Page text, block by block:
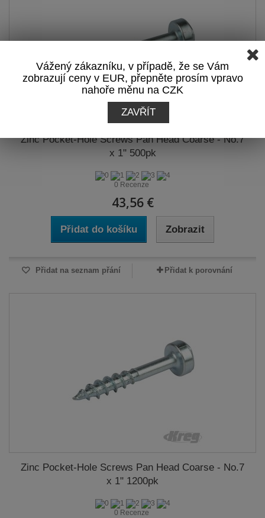
Zinc Pocket-Hole Screws Pan Head Coarse - No.7
x 1" 500pk
0 Recenze
43,56 €
Přidat do košíku Zobrazit
Přidat na seznam přání Přidat k porovnání
Zinc Pocket-Hole Screws Pan Head Coarse - No.7
x 1" 1200pk
0 Recenze
Vážený zákazníku, v případě, že se Vám
zobrazují ceny v EUR, přepněte prosím vpravo
nahoře měnu na CZK
ZAVŘÍT